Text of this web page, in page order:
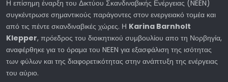
Η επίσημη έναρξη του Δικτύου Σκανδιναβικής Ενέργειας (NEEN)
συγκέντρωσε σημαντικούς παράγοντες στον ενεργειακό τομέα και
από τις πέντε σκανδιναβικές χώρες. Η Karina Barnholt
Klepper, πρόεδρος του διοικητικού συμβουλίου απο τη Νορβηγία,
αναφέρθηκε για το όραμα του NEEN για εξασφάλιση της ισότητας
των φύλων και της διαφορετικότητας στην ανάπτυξη της ενέργειας
του αύριο.